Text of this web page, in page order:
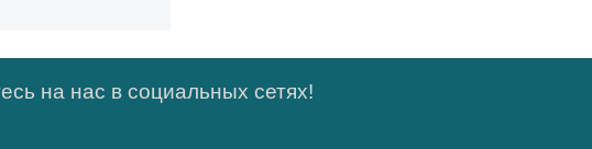
на нас в социальных сетях!